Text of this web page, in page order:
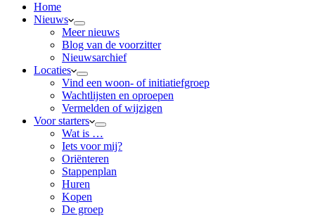
Home
Nieuws
Meer nieuws
Blog van de voorzitter
Nieuwsarchief
Locaties
Vind een woon- of initiatiefgroep
Wachtlijsten en oproepen
Vermelden of wijzigen
Voor starters
Wat is …
Iets voor mij?
Oriënteren
Stappenplan
Huren
Kopen
De groep